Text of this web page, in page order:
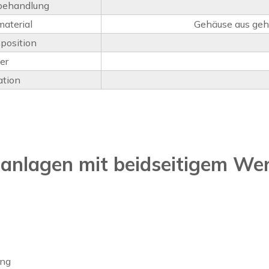
Gehäuse aus
mit beidseitigem